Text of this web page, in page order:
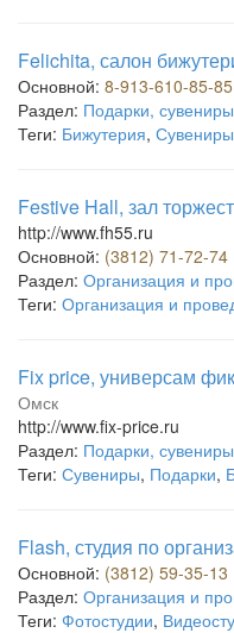
Felichita, салон
Основной: 8-913-610-85-85
Раздел: Подарки, сувениры
Теги: Бижутерия, Сувениры
Festive Hall, зал
http://www.fh55.ru
Основной: (3812) 71-72-74
Раздел: Организация и
Теги: Организация и
Fix price, универсам
Омск
http://www.fix-price.ru
Раздел: Подарки, сувениры
Теги: Сувениры, Подарки,
Flash, студия по
Основной: (3812) 59-35-13
Раздел: Организация и
Теги: Фотостудии,